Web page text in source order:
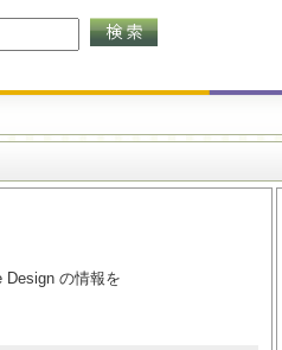
Design の情報を